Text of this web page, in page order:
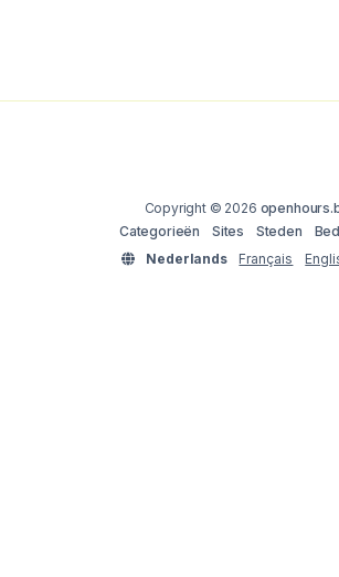
Copyright © 2026
Categorieën
Sites Steden
Nederlands
Français